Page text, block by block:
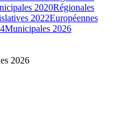
2020Régionales
2022Européennes
Municipales 2026
2026